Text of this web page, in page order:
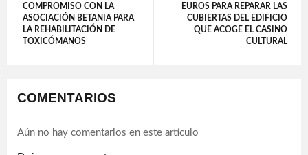
COMPROMISO CON LA
ASOCIACIÓN BETANIA PARA
LA REHABILITACIÓN DE
TOXICÓMANOS
EUROS PARA REPARAR LAS
CUBIERTAS DEL EDIFICIO
QUE ACOGE EL CASINO
CULTURAL
COMENTARIOS
Aún no hay comentarios en este artículo